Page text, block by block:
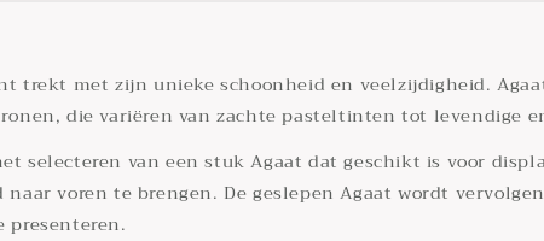
trekt met zijn unieke schoonheid en veelzijdigheid.
die variëren van zachte pasteltinten tot levendige
selecteren van een stuk Agaat dat geschikt is voor
voren te brengen. De geslepen Agaat wordt
presenteren.